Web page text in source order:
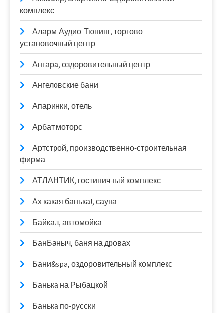
комплекс
Аларм-Аудио-Тюнинг, торгово-
установочный центр
Ангара, оздоровительный центр
Ангеловские бани
Апаринки, отель
Арбат моторс
Артстрой, производственно-строительная
фирма
АТЛАНТИК, гостиничный комплекс
Ах какая банька!, сауна
Байкал, автомойка
БанБаныч, баня на дровах
Бани&spa, оздоровительный комплекс
Банька на Рыбацкой
Банька по-русски